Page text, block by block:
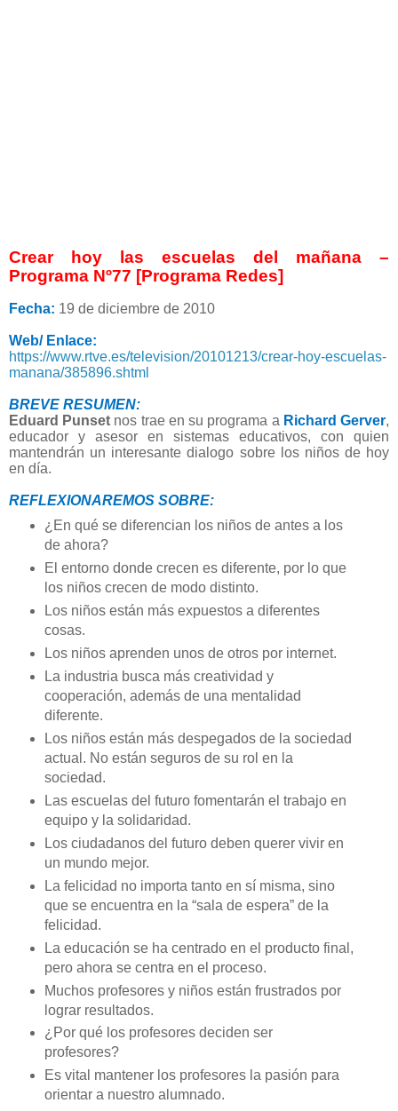
Crear hoy las escuelas del mañana –
Programa Nº77 [Programa Redes]
Fecha: 19 de diciembre de 2010
Web/ Enlace:
https://www.rtve.es/television/20101213/crear-hoy-escuelas-
manana/385896.shtml
BREVE RESUMEN:
Eduard Punset nos trae en su programa a Richard Gerver,
educador y asesor en sistemas educativos, con quien
mantendrán un interesante dialogo sobre los niños de hoy
en día.
REFLEXIONAREMOS SOBRE:
¿En qué se diferencian los niños de antes a los
de ahora?
El entorno donde crecen es diferente, por lo que
los niños crecen de modo distinto.
Los niños están más expuestos a diferentes
cosas.
Los niños aprenden unos de otros por internet.
La industria busca más creatividad y
cooperación, además de una mentalidad
diferente.
Los niños están más despegados de la sociedad
actual. No están seguros de su rol en la
sociedad.
Las escuelas del futuro fomentarán el trabajo en
equipo y la solidaridad.
Los ciudadanos del futuro deben querer vivir en
un mundo mejor.
La felicidad no importa tanto en sí misma, sino
que se encuentra en la “sala de espera” de la
felicidad.
La educación se ha centrado en el producto final,
pero ahora se centra en el proceso.
Muchos profesores y niños están frustrados por
lograr resultados.
¿Por qué los profesores deciden ser
profesores?
Es vital mantener los profesores la pasión para
orientar a nuestro alumnado.